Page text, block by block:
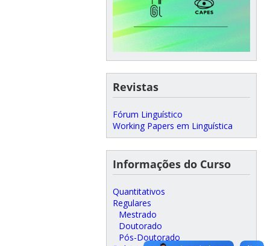
Revistas
Fórum Linguístico
Working Papers em Linguística
Informações do Curso
Quantitativos
Regulares
Mestrado
Doutorado
Pós-Doutorado